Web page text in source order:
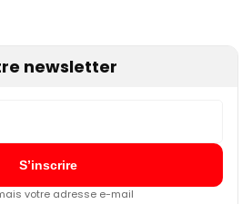
newsletter
votre adresse e-mail